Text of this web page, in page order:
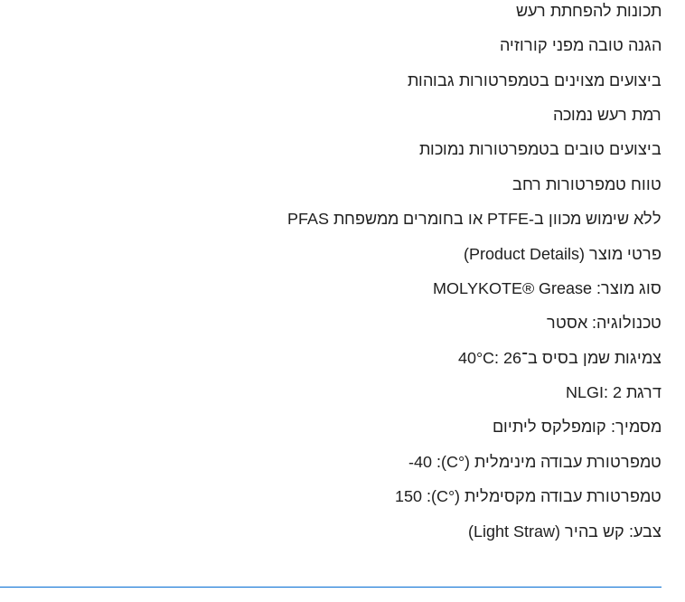
תכונות להפחתת רעש
הגנה טובה מפני קורוזיה
ביצועים מצוינים בטמפרטורות גבוהות
רמת רעש נמוכה
ביצועים טובים בטמפרטורות נמוכות
טווח טמפרטורות רחב
ללא שימוש מכוון ב-PTFE או בחומרים ממשפחת PFAS
פרטי מוצר (Product Details)
סוג מוצר: MOLYKOTE® Grease
טכנולוגיה: אסטר
צמיגות שמן בסיס ב־40°C: ‎26‎
דרגת NLGI: ‎2‎
מסמיך: קומפלקס ליתיום
טמפרטורת עבודה מינימלית (°C): ‎-40‎
טמפרטורת עבודה מקסימלית (°C): ‎150‎
צבע: קש בהיר (Light Straw)